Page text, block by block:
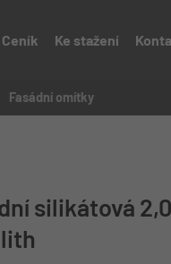
Ceník Ke stažení
Fasádní omítky
silikátová